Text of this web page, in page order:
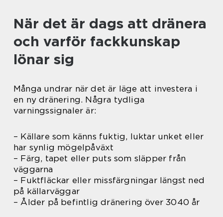
När det är dags att dränera
och varför fackkunskap
lönar sig
Många undrar när det är läge att investera i
en ny dränering. Några tydliga
varningssignaler är:
– Källare som känns fuktig, luktar unket eller
har synlig mögelpåväxt
– Färg, tapet eller puts som släpper från
väggarna
– Fuktfläckar eller missfärgningar längst ned
på källarväggar
– Ålder på befintlig dränering över 3040 år